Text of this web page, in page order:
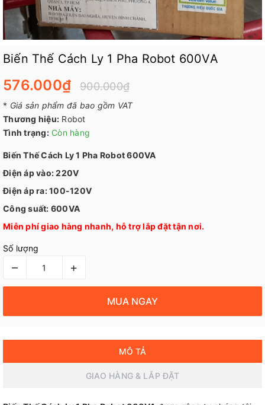
Biến Thế Cách Ly 1 Pha Robot 600VA
576.000₫ 900.000₫
* Giá sản phẩm đã bao gồm VAT
Thương hiệu: Robot
Tình trạng: Còn hàng
Biến Thế Cách Ly 1 Pha Robot 600VA
Điện áp vào: 220V
Điện áp ra: 100-120V
Công suất: 600VA
Miễn phí giao hàng nhanh, hỗ trợ lắp đặt tận nơi.
Số lượng
– +
MUA NGAY
MÔ TẢ
GIAO HÀNG & LẮP ĐẶT